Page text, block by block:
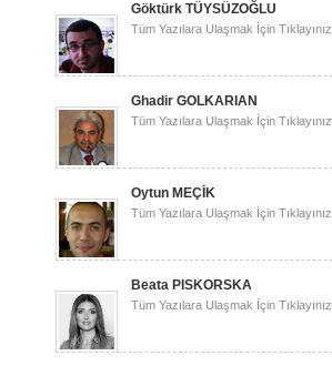
Göktürk TÜYSÜZOĞLU
Tüm Yazılara Ulaşmak İçin Tıklayınız.
Ghadir GOLKARIAN
Tüm Yazılara Ulaşmak İçin Tıklayınız.
Oytun MEÇİK
Tüm Yazılara Ulaşmak İçin Tıklayınız.
Beata PISKORSKA
Tüm Yazılara Ulaşmak İçin Tıklayınız.